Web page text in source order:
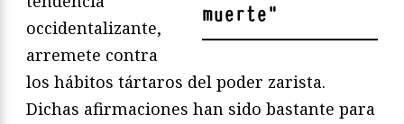
muerte"
occidentalizante,
arremete contra
los hábitos tártaros del poder zarista.
Dichas afirmaciones han sido bastante para